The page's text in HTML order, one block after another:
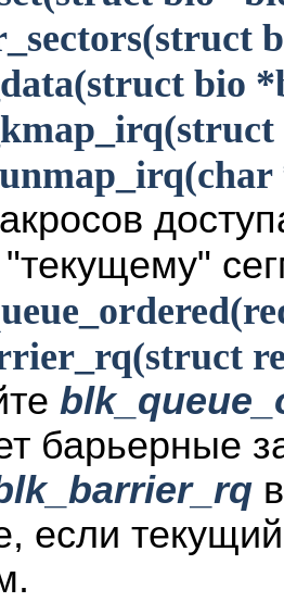
bio
"текущему"
барьерные
если